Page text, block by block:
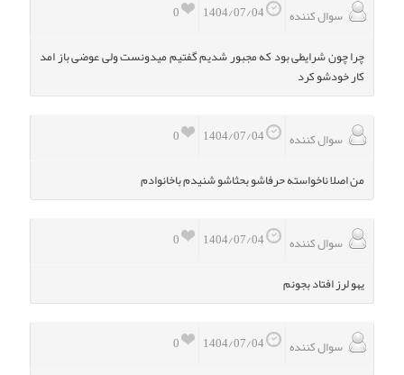
0
سوال کننده
چرا چون شرایطی بود که مجبور شدیم گفتیم میدونست ولی عوضی باز امد
کار خودشو کرد
0
سوال کننده
من اصلا ناخواسته حرفاشو بحثاشو شنیدم باخانوادم
0
سوال کننده
یهو لرز افتاد بجونم
0
سوال کننده